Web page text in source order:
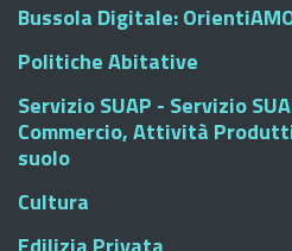
Bussola Digitale: OrientiAMO
Politiche Abitative
Servizio SUAP - Servizio
Commercio, Attività
suolo
Cultura